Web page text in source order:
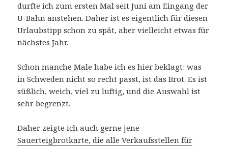
durfte ich zum ersten Mal seit Juni am Eingang der
U-Bahn anstehen. Daher ist es eigentlich für diesen
Urlaubstipp schon zu spät, aber vielleicht etwas für
nächstes Jahr.
Schonmanche Male habe ich es hier beklagt: was
in Schweden nicht so recht passt, ist das Brot. Es ist
süßlich, weich, viel zu luftig, und die Auswahl ist
sehr begrenzt.
Daher zeigte ich auch gerne jene
Sauerteigbrotkarte, die alle Verkaufsstellen für